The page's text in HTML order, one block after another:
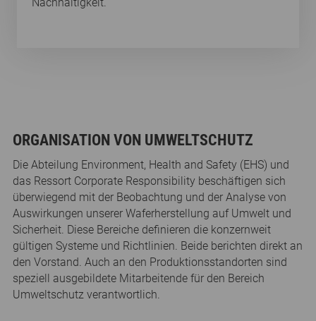
ORGANISATION VON UMWELTSCHUTZ
Die Abteilung Environment, Health and Safety (EHS) und
das Ressort Corporate Responsibility beschäftigen sich
überwiegend mit der Beobachtung und der Analyse von
Auswirkungen unserer Waferherstellung auf Umwelt und
Sicherheit. Diese Bereiche definieren die konzernweit
gültigen Systeme und Richtlinien. Beide berichten direkt an
den Vorstand. Auch an den Produktionsstandorten sind
speziell ausgebildete Mitarbeitende für den Bereich
Umweltschutz verantwortlich.